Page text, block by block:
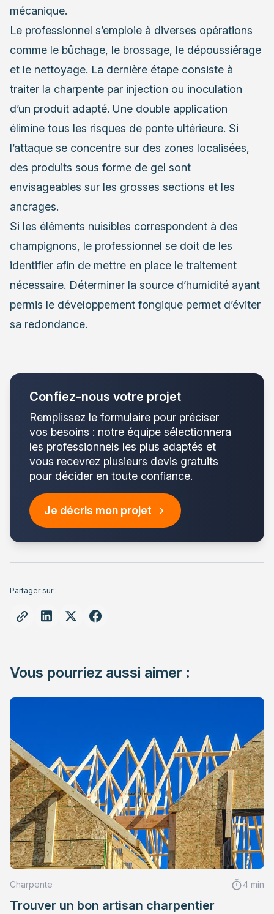
mécanique.
Le professionnel s’emploie à diverses opérations
comme le bûchage, le brossage, le dépoussiérage
et le nettoyage. La dernière étape consiste à
traiter la charpente par injection ou inoculation
d’un produit adapté. Une double application
élimine tous les risques de ponte ultérieure. Si
l’attaque se concentre sur des zones localisées,
des produits sous forme de gel sont
envisageables sur les grosses sections et les
ancrages.
Si les éléments nuisibles correspondent à des
champignons, le professionnel se doit de les
identifier afin de mettre en place le traitement
nécessaire. Déterminer la source d’humidité ayant
permis le développement fongique permet d’éviter
sa redondance.
Confiez-nous votre projet
Remplissez le formulaire pour préciser
vos besoins : notre équipe sélectionnera
les professionnels les plus adaptés et
vous recevrez plusieurs devis gratuits
pour décider en toute confiance.
Je décris mon projet
Partager sur :
Vous pourriez aussi aimer :
Charpente 4 min
Trouver un bon artisan charpentier